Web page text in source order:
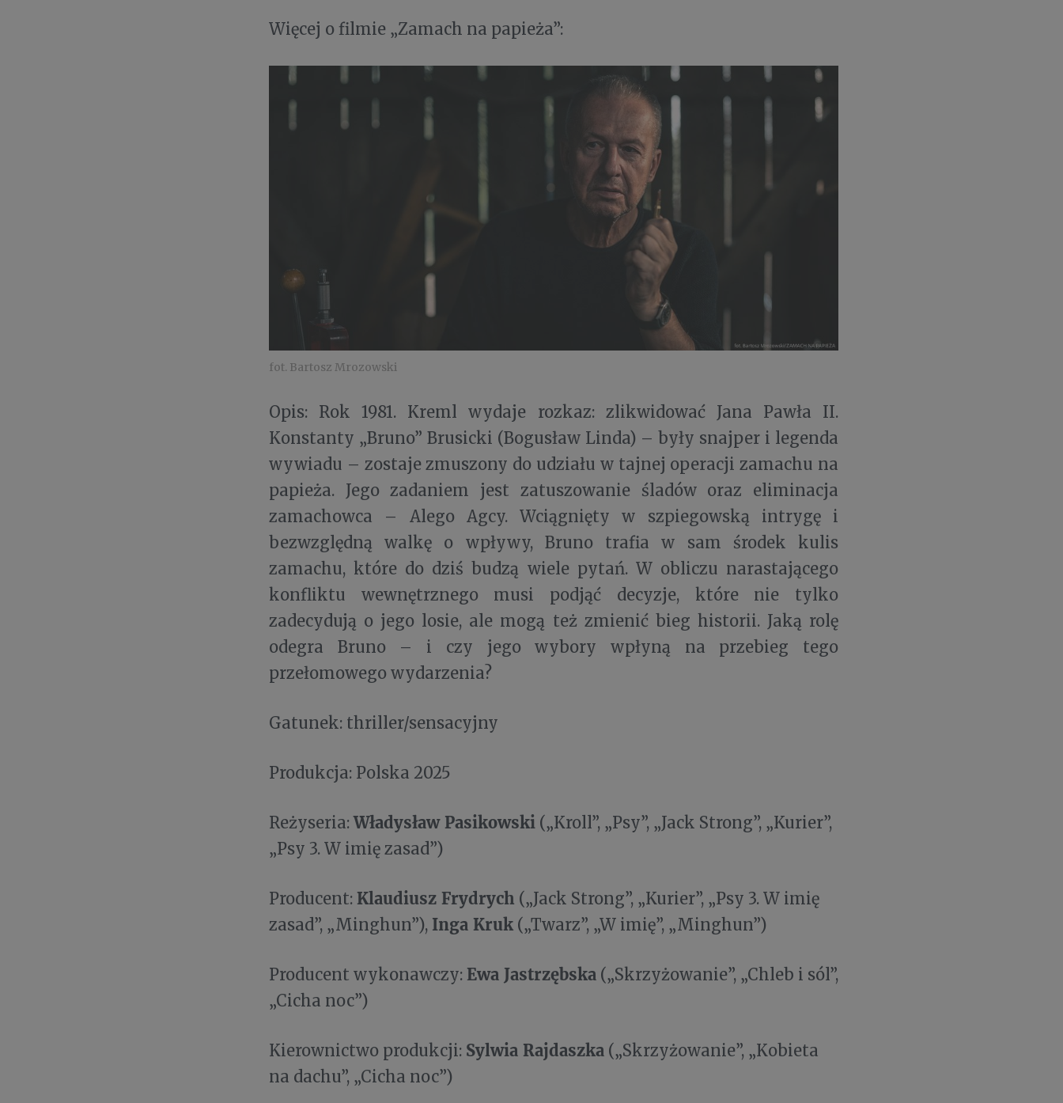
Więcej o filmie „Zamach na papieża”:
fot. Bartosz Mrozowski
Opis: Rok 1981. Kreml wydaje rozkaz: zlikwidować Jana Pawła II.
Konstanty „Bruno” Brusicki (Bogusław Linda) – były snajper i legenda
wywiadu – zostaje zmuszony do udziału w tajnej operacji zamachu na
papieża. Jego zadaniem jest zatuszowanie śladów oraz eliminacja
zamachowca – Alego Agcy. Wciągnięty w szpiegowską intrygę i
bezwzględną walkę o wpływy, Bruno trafia w sam środek kulis
zamachu, które do dziś budzą wiele pytań. W obliczu narastającego
konfliktu wewnętrznego musi podjąć decyzje, które nie tylko
zadecydują o jego losie, ale mogą też zmienić bieg historii. Jaką rolę
odegra Bruno – i czy jego wybory wpłyną na przebieg tego
przełomowego wydarzenia?
Gatunek: thriller/sensacyjny
Produkcja: Polska 2025
Reżyseria:Władysław Pasikowski („Kroll”, „Psy”, „Jack Strong”, „Kurier”,
„Psy 3. W imię zasad”)
Producent: Klaudiusz Frydrych („Jack Strong”, „Kurier”, „Psy 3. W imię
zasad”, „Minghun”), Inga Kruk („Twarz”, „W imię”, „Minghun”)
Producent wykonawczy: Ewa Jastrzębska („Skrzyżowanie”, „Chleb i sól”,
„Cicha noc”)
Kierownictwo produkcji: Sylwia Rajdaszka („Skrzyżowanie”, „Kobieta
na dachu”, „Cicha noc”)